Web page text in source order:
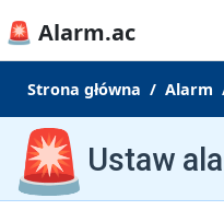
🚨 Alarm.ac
Strona główna Alarm
🚨 Ustaw